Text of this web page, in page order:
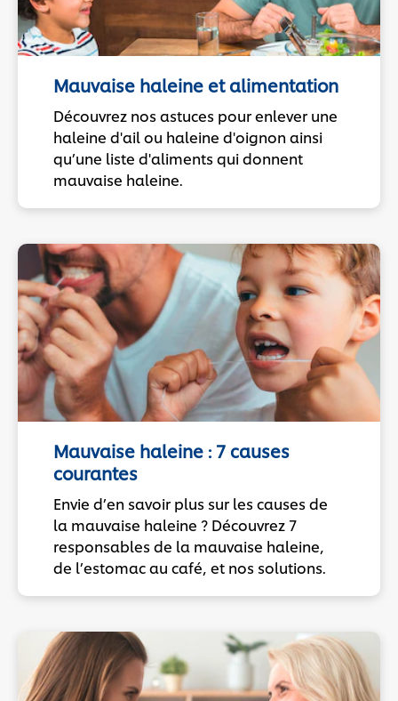
Mauvaise haleine et alimentation
Découvrez nos astuces pour enlever une
haleine d'ail ou haleine d'oignon ainsi
qu’une liste d'aliments qui donnent
mauvaise haleine.
Mauvaise haleine : 7 causes
courantes
Envie d’en savoir plus sur les causes de
la mauvaise haleine ? Découvrez 7
responsables de la mauvaise haleine,
de l’estomac au café, et nos solutions.